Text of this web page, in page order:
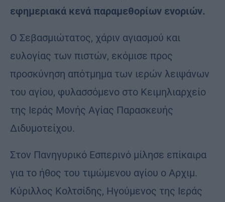
εφημεριακά κενά παραμεθορίων ενοριών.
Ο Σεβασμιώτατος, χάριν αγιασμού και
ευλογίας των πιστών, εκόμισε προς
προσκύνηση απότμημα των ιερών λειψάνων
του αγίου, φυλασσόμενο στο Κειμηλιαρχείο
της Ιεράς Μονής Αγίας Παρασκευής
Διδυμοτείχου.
Στον Πανηγυρικό Εσπερινό μίλησε επίκαιρα
για το ήθος του τιμώμενου αγίου ο Αρχιμ.
Κύριλλος Κολτσίδης, Ηγούμενος της Ιεράς